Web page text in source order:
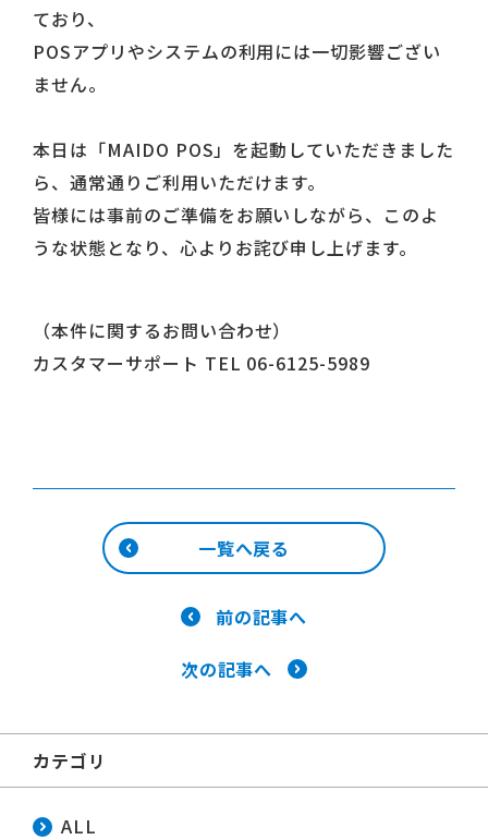
ており、
POSアプリやシステムの利用には一切影響ござい
ません。
本日は「MAIDO POS」を起動していただきました
ら、通常通りご利用いただけます。
皆様には事前のご準備をお願いしながら、このよ
うな状態となり、心よりお詫び申し上げます。
（本件に関するお問い合わせ）
カスタマーサポート TEL 06-6125-5989
一覧へ戻る
前の記事へ
次の記事へ
カテゴリ
ALL